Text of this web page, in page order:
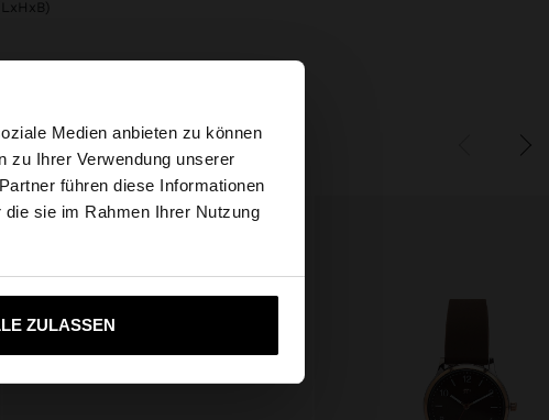
Medien anbieten zu können
zu Ihrer Verwendung unserer
führen diese Informationen
sie im Rahmen Ihrer Nutzung
ZULASSEN
×
States Website
mich zu United States